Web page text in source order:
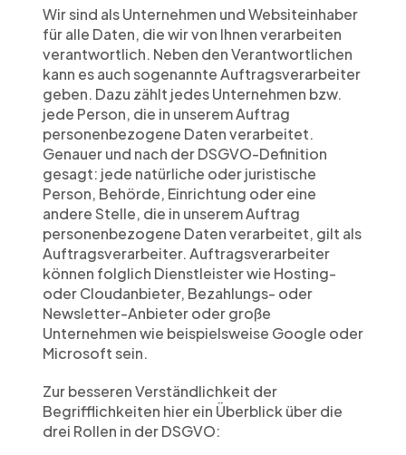
Wir sind als Unternehmen und Websiteinhaber
für alle Daten, die wir von Ihnen verarbeiten
verantwortlich. Neben den Verantwortlichen
kann es auch sogenannte Auftragsverarbeiter
geben. Dazu zählt jedes Unternehmen bzw.
jede Person, die in unserem Auftrag
personenbezogene Daten verarbeitet.
Genauer und nach der DSGVO-Definition
gesagt: jede natürliche oder juristische
Person, Behörde, Einrichtung oder eine
andere Stelle, die in unserem Auftrag
personenbezogene Daten verarbeitet, gilt als
Auftragsverarbeiter. Auftragsverarbeiter
können folglich Dienstleister wie Hosting-
oder Cloudanbieter, Bezahlungs- oder
Newsletter-Anbieter oder große
Unternehmen wie beispielsweise Google oder
Microsoft sein.
Zur besseren Verständlichkeit der
Begrifflichkeiten hier ein Überblick über die
drei Rollen in der DSGVO: